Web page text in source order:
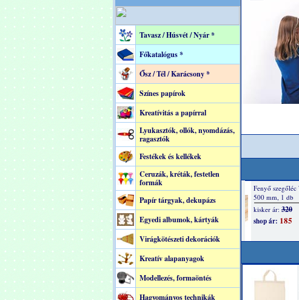
Tavasz / Húsvét / Nyár *
Főkatalógus *
Ősz / Tél / Karácsony *
Színes papírok
Kreatívitás a papírral
Lyukasztók, ollók, nyomdázás,
ragasztók
Festékek és kellékek
Ceruzák, kréták, festetlen
formák
Papír tárgyak, dekupázs
Egyedi albumok, kártyák
Virágkötészeti dekorációk
Kreatív alapanyagok
Modellezés, formaöntés
Hagyományos technikák